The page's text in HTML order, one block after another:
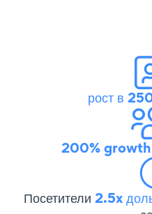
рост в
200% growth
Посетители 2.5x